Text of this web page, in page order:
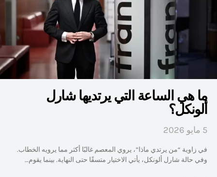
ما هي الساعة التي يرتديها شارل
ألونكل؟
5 مايو 2026
في زاوية “من يرتدي ماذا”، يروي المعصم غالبًا أكثر مما يرويه الخطاب.
وفي حالة شارل ألونكل، يأتي الاختيار متسقًا حتى النهاية. بينما يقوم…